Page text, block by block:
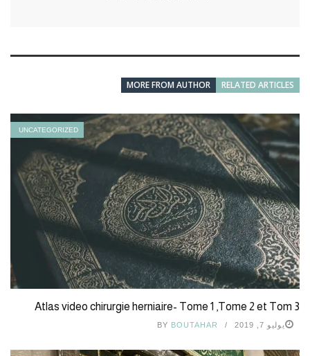
RELATED ARTICLES
MORE FROM AUTHOR
UNCATEGORIZED
Atlas video chirurgie herniaire- Tome 1 ,Tome 2 et Tom 3
يوليو 7, 2019 BY BOUTAHAR